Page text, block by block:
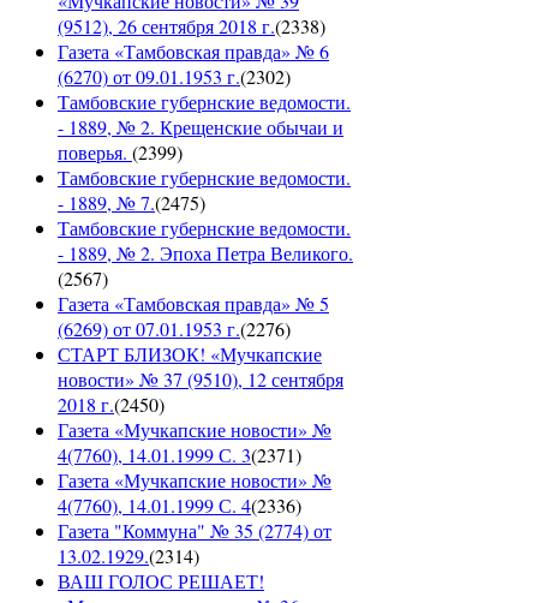
(9512), 26 сентября 2018 г.(2338)
Газета «Тамбовская правда» № 6
(6270) от 09.01.1953 г.(2302)
Тамбовские губернские ведомости.
- 1889, № 2. Крещенские обычаи и
поверья. (2399)
Тамбовские губернские ведомости.
- 1889, № 7.(2475)
Тамбовские губернские ведомости.
- 1889, № 2. Эпоха Петра Великого.
(2567)
Газета «Тамбовская правда» № 5
(6269) от 07.01.1953 г.(2276)
СТАРТ БЛИЗОК! «Мучкапские
новости» № 37 (9510), 12 сентября
2018 г.(2450)
Газета «Мучкапские новости» №
4(7760), 14.01.1999 С. 3(2371)
Газета «Мучкапские новости» №
4(7760), 14.01.1999 С. 4(2336)
Газета "Коммуна" № 35 (2774) от
13.02.1929.(2314)
ВАШ ГОЛОС РЕШАЕТ!